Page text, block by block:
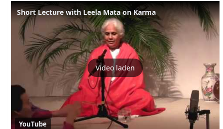
Short Lecture with Leela Mata on Karma
Video laden
YouTube